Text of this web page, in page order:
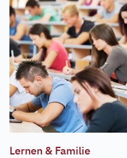
Lernen & Familie